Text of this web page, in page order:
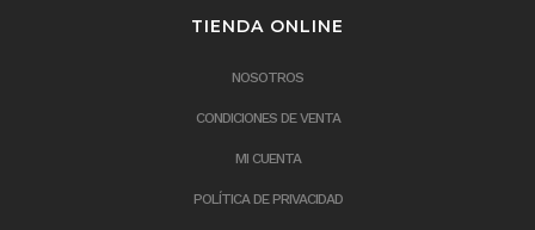
TIENDA ONLINE
NOSOTROS
CONDICIONES DE VENTA
MI CUENTA
POLÍTICA DE PRIVACIDAD